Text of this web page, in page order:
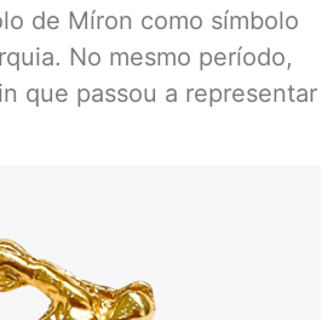
de Míron como símbolo
No mesmo período,
que passou a representar